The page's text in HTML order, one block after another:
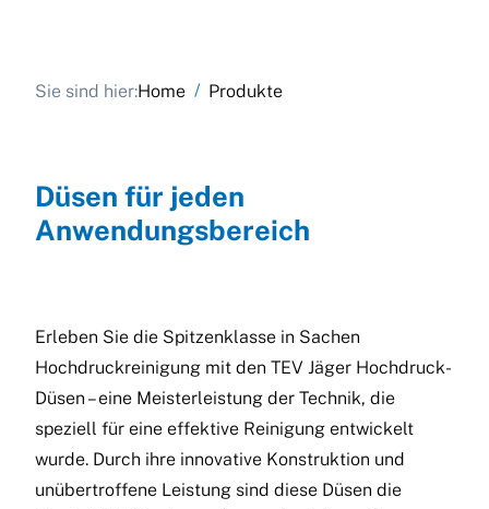
Sie sind hier:Home / Produkte
Düsen für jeden
Anwendungsbereich
Erleben Sie die Spitzenklasse in Sachen
Hochdruckreinigung mit den TEV Jäger Hochdruck-
Düsen – eine Meisterleistung der Technik, die
speziell für eine effektive Reinigung entwickelt
wurde. Durch ihre innovative Konstruktion und
unübertroffene Leistung sind diese Düsen die